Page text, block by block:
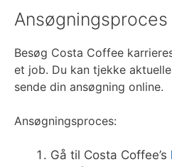
Ansøgningsproces
Besøg Costa Coffee
et job. Du kan tjekke
sende din ansøgning online.
Ansøgningsproces:
Gå til Costa Coffee’s